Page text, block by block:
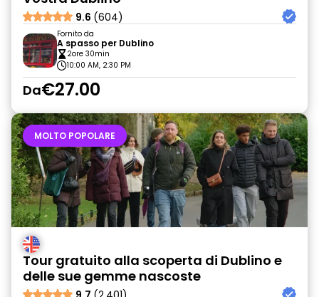
9.6 (604)
Fornito da
A spasso per Dublino
2ore 30min
10:00 AM, 2:30 PM
Da€27.00
MOLTO POPOLARE
Tour gratuito alla scoperta di Dublino e
delle sue gemme nascoste